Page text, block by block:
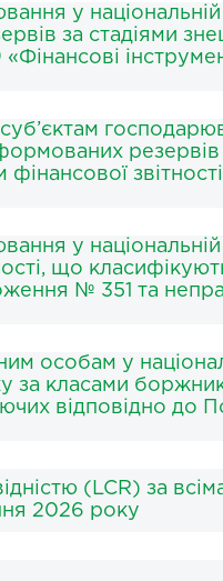
у національній
за стадіями
резервів
у національній
що
№ 351 та
особам у
за класами
відповідно до
(LCR) за
2026 року